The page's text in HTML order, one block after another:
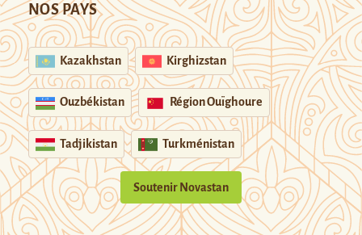
NOS PAYS
Kazakhstan Kirghizstan
Ouzbékistan Région Ouïghoure
Tadjikistan Turkménistan
Soutenir Novastan